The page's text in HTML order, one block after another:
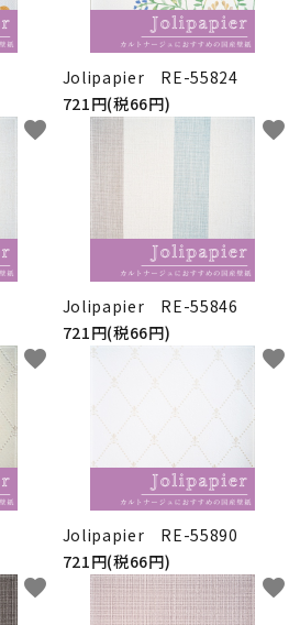
Jolipapier RE-55824
721円(税66円)
favorite
Jolipapier RE-55846
721円(税66円)
favorite
favorite
Jolipapier RE-55890
721円(税66円)
favorite
favorite favorite